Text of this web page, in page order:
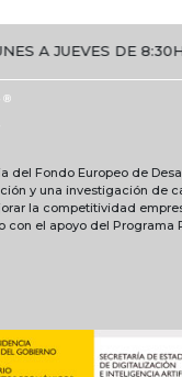
DE 8:30H A 17H.
del Fondo Europeo de
y una investigación de
la competitividad
con el apoyo del Programa